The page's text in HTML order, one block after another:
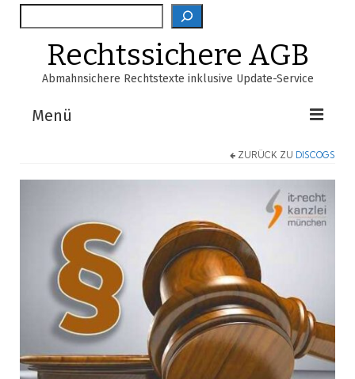
Suche
Rechtssichere AGB
Abmahnsichere Rechtstexte inklusive Update-Service
Menü
EasyScan
Über Uns
Warenkorb
ZURÜCK ZU DISCOGS